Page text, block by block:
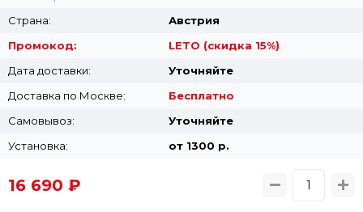
Страна:
Австрия
Промокод:
LETO (скидка 15%)
Дата доставки:
Уточняйте
Доставка по Москве:
Бесплатно
Самовывоз:
Уточняйте
Установка:
от 1300 p.
16 690 ₽